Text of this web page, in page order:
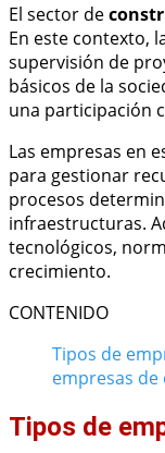
El sector de
En este contexto,
supervisión de
básicos de la
una participación
Las empresas en
para gestionar
procesos
infraestructuras.
tecnológicos,
crecimiento.
CONTENIDO
Tipos de
empresas
Tipos de